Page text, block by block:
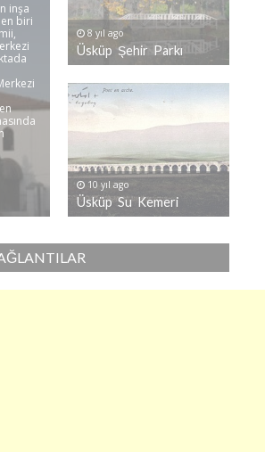
inşa
biri
8 yıl ago
Üsküp Şehir Parkı
10 yıl ago
Üsküp Su Kemeri